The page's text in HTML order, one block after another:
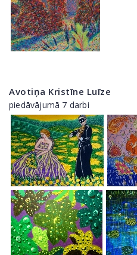
Avotiņa Kristīne Luīze
piedāvājumā 7 darbi